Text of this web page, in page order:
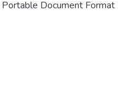
Document Format